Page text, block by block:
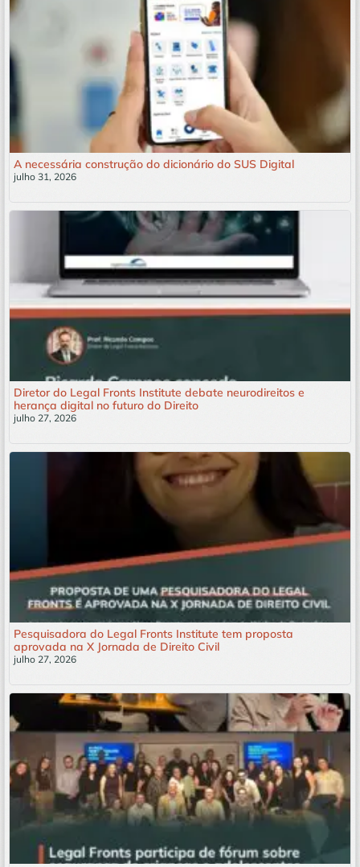
A necessária construção do dicionário do SUS Digital
julho 31, 2026
Diretor do Legal Fronts Institute debate neurodireitos e
herança digital no futuro do Direito
julho 27, 2026
Pesquisadora do Legal Fronts Institute tem proposta
aprovada na X Jornada de Direito Civil
julho 27, 2026